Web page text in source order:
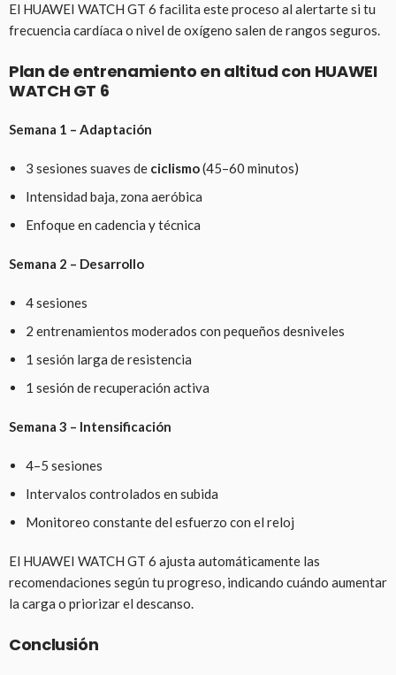
El HUAWEI WATCH GT 6 facilita este proceso al alertarte si tu
frecuencia cardíaca o nivel de oxígeno salen de rangos seguros.
Plan de entrenamiento en altitud con HUAWEI
WATCH GT 6
Semana 1 – Adaptación
3 sesiones suaves de ciclismo(45–60 minutos)
Intensidad baja, zona aeróbica
Enfoque en cadencia y técnica
Semana 2 – Desarrollo
4 sesiones
2 entrenamientos moderados con pequeños desniveles
1 sesión larga de resistencia
1 sesión de recuperación activa
Semana 3 – Intensificación
4–5 sesiones
Intervalos controlados en subida
Monitoreo constante del esfuerzo con el reloj
El HUAWEI WATCH GT 6 ajusta automáticamente las
recomendaciones según tu progreso, indicando cuándo aumentar
la carga o priorizar el descanso.
Conclusión